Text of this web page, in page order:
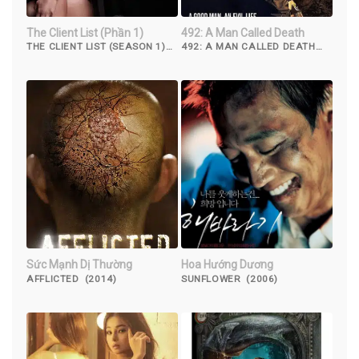
The Client List (Phần 1)
THE CLIENT LIST (SEASON 1)
492: A Man Called Death
492: A MAN CALLED DEATH
Sức Mạnh Dị Thường
AFFLICTED (2014)
Hoa Hướng Dương
SUNFLOWER (2006)